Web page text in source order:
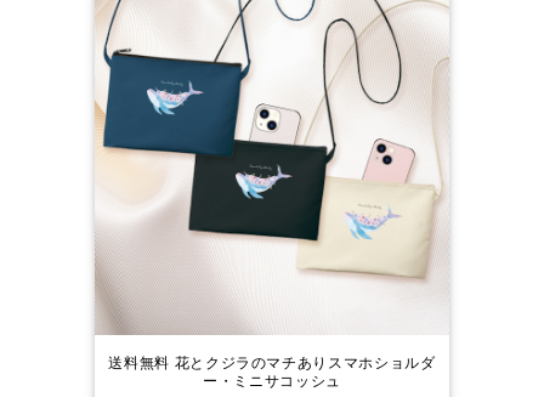
送料無料 花とクジラのマチありスマホショルダ
ー・ミニサコッシュ